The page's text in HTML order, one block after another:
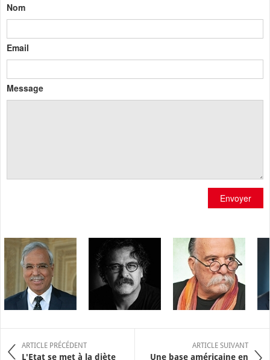
Nom
Email
Message
Envoyer
ARTICLE PRÉCÉDENT
L'Etat se met à la diète
ARTICLE SUIVANT
Une base américaine en